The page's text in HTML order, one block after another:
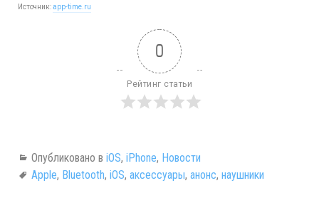
Источник:app-time.ru
0
Рейтинг статьи
Опубликовано в iOS, iPhone, Новости
Apple, Bluetooth, iOS, аксессуары, анонс, наушники